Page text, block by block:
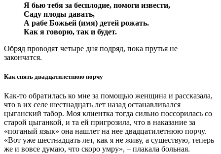
Я бью тебя за бесплодие, помоги извести,
Саду плоды давать,
А рабе Божьей (имя) детей рожать.
Как я говорю, так и будет.
Обряд проводят четыре дня подряд, пока прутья не
закончатся.
Как снять двадцатилетнюю порчу
Как-то обратилась ко мне за помощью женщина и рассказала,
что в их селе шестнадцать лет назад останавливался
цыганский табор. Моя клиентка тогда сильно поссорилась со
старой цыганкой, и та ей пригрозила, что в наказание за
«поганый язык» она нашлет на нее двадцатилетнюю порчу.
«Вот уже шестнадцать лет, как я не живу, а существую, теперь
же и вовсе думаю, что скоро умру», – плакала больная.